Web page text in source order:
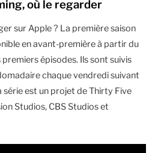
où le regarder
sur Apple ? La première saison
en avant-première à partir du
épisodes. Ils sont suivis
chaque vendredi suivant
série est un projet de Thirty Five
Studios, CBS Studios et